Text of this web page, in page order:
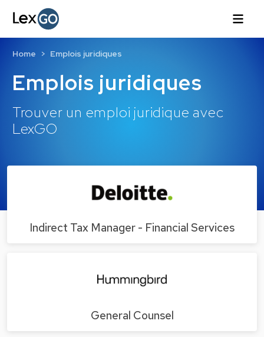
Emplois juridiques
Trouver un emploi juridique avec
LexGO
Home Emplois juridiques
Indirect Tax Manager - Financial Services
General Counsel